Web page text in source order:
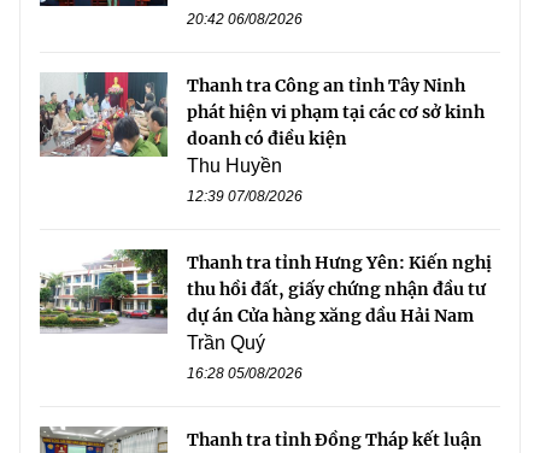
20:42 06/08/2026
Thanh tra Công an tỉnh Tây Ninh
phát hiện vi phạm tại các cơ sở kinh
doanh có điều kiện
Thu Huyền
12:39 07/08/2026
Thanh tra tỉnh Hưng Yên: Kiến nghị
thu hồi đất, giấy chứng nhận đầu tư
dự án Cửa hàng xăng dầu Hải Nam
Trần Quý
16:28 05/08/2026
Thanh tra tỉnh Đồng Tháp kết luận